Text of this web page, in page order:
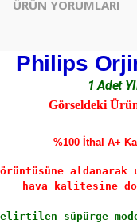
ÜRÜN YORUMLARI
Philips
1 Adet
Görseldeki
%100 İthal A+
hava kalitesine
süpürge